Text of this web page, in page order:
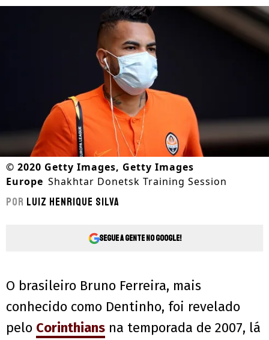
© 2020 Getty Images, Getty Images
Europe Shakhtar Donetsk Training Session
Por Luiz Henrique Silva
Segue a gente no Google!
O brasileiro Bruno Ferreira, mais
conhecido como Dentinho, foi revelado
pelo Corinthians na temporada de 2007, lá